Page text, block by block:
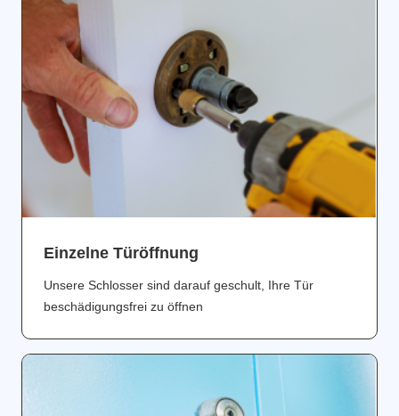
Einzelne Türöffnung
Unsere Schlosser sind darauf geschult, Ihre Tür
beschädigungsfrei zu öffnen